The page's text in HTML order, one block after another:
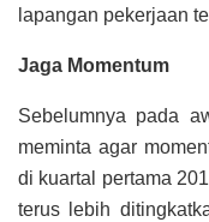
lapangan pekerjaan
Jaga Momentum
Sebelumnya pada
meminta agar
di kuartal pertama
terus lebih